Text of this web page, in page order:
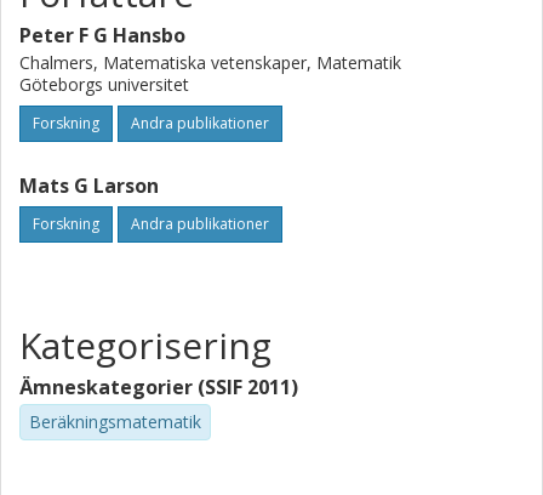
Peter F G Hansbo
Chalmers, Matematiska vetenskaper, Matematik
Göteborgs universitet
Forskning Andra publikationer
Mats G Larson
Forskning Andra publikationer
Kategorisering
Ämneskategorier (SSIF 2011)
Beräkningsmatematik